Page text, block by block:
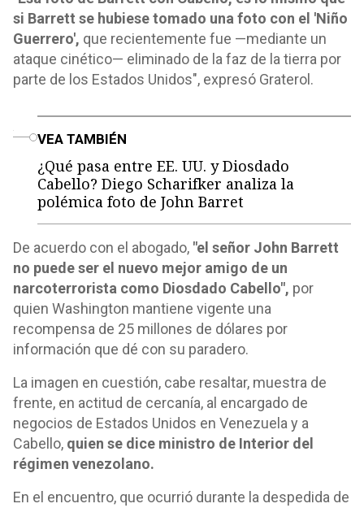
si Barrett se hubiese tomado una foto con el 'Niño
Guerrero', que recientemente fue —mediante un
ataque cinético— eliminado de la faz de la tierra por
parte de los Estados Unidos", expresó Graterol.
VEA TAMBIÉN
¿Qué pasa entre EE. UU. y Diosdado
Cabello? Diego Scharifker analiza la
polémica foto de John Barret
De acuerdo con el abogado, "el señor John Barrett
no puede ser el nuevo mejor amigo de un
narcoterrorista como Diosdado Cabello", por
quien Washington mantiene vigente una
recompensa de 25 millones de dólares por
información que dé con su paradero.
La imagen en cuestión, cabe resaltar, muestra de
frente, en actitud de cercanía, al encargado de
negocios de Estados Unidos en Venezuela y a
Cabello, quien se dice ministro de Interior del
régimen venezolano.
En el encuentro, que ocurrió durante la despedida de